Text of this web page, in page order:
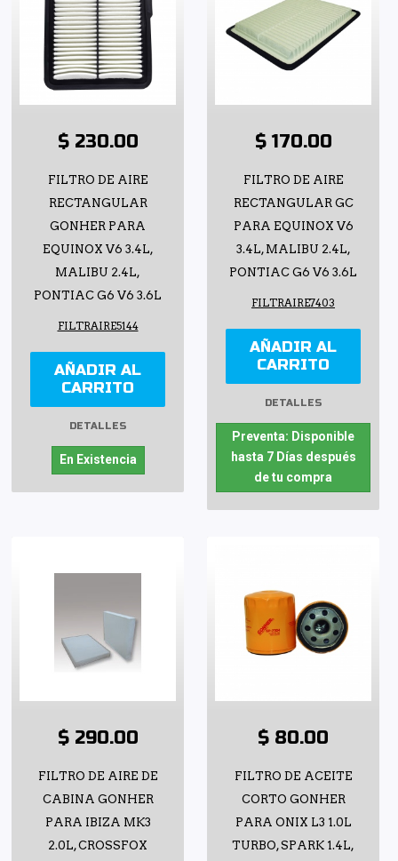
$ 230.00
FILTRO DE AIRE
RECTANGULAR
GONHER PARA
EQUINOX V6 3.4L,
MALIBU 2.4L,
PONTIAC G6 V6 3.6L
FILTRAIRE5144
AÑADIR AL
CARRITO
DETALLES
En Existencia
$ 170.00
FILTRO DE AIRE
RECTANGULAR GC
PARA EQUINOX V6
3.4L, MALIBU 2.4L,
PONTIAC G6 V6 3.6L
FILTRAIRE7403
AÑADIR AL
CARRITO
DETALLES
Preventa: Disponible
hasta 7 Días después
de tu compra
$ 290.00
FILTRO DE AIRE DE
CABINA GONHER
PARA IBIZA MK3
2.0L, CROSSFOX
$ 80.00
FILTRO DE ACEITE
CORTO GONHER
PARA ONIX L3 1.0L
TURBO, SPARK 1.4L,